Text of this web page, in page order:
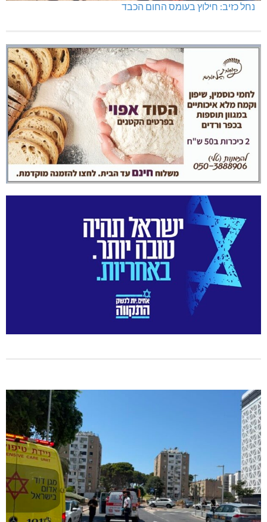
נחל כזיב: חילוץ בעומס החום הכבד